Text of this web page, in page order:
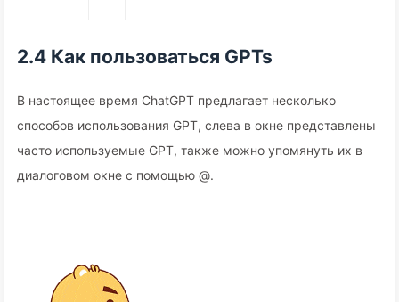
2.4 Как пользоваться GPTs
В настоящее время ChatGPT предлагает несколько
способов использования GPT, слева в окне представлены
часто используемые GPT, также можно упомянуть их в
диалоговом окне с помощью @.